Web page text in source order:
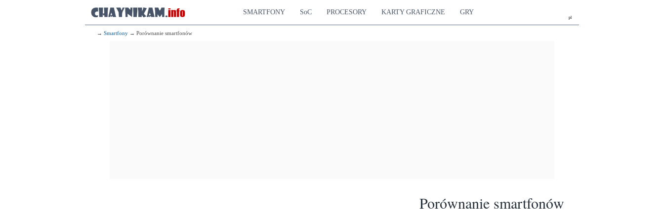
pl
SMARTFONY SoC PROCESORY KARTY GRAFICZNE GRY
→ Smartfony → Porównanie smartfonów
Porównanie smartfonów